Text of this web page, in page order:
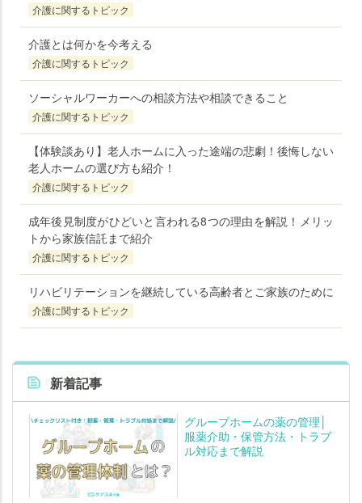
介護に関するトピック
介護とは何かを今考える
介護に関するトピック
ソーシャルワーカーへの相談方法や相談できること
介護に関するトピック
【体験談あり】老人ホームに入った途端の悲劇！後悔しない
老人ホームの選び方も紹介！
介護に関するトピック
成年後見制度がひどいと言われる8つの理由を解説！メリッ
トから家族信託まで紹介
介護に関するトピック
リハビリテーションを継続している高齢者とご家族のために
介護に関するトピック
新着記事
グループホームの薬の管理│
服薬介助・保管方法・トラブ
ル対応まで解説